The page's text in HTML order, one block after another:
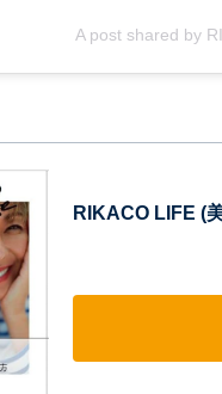
A post shared by
RIKACO LIFE (